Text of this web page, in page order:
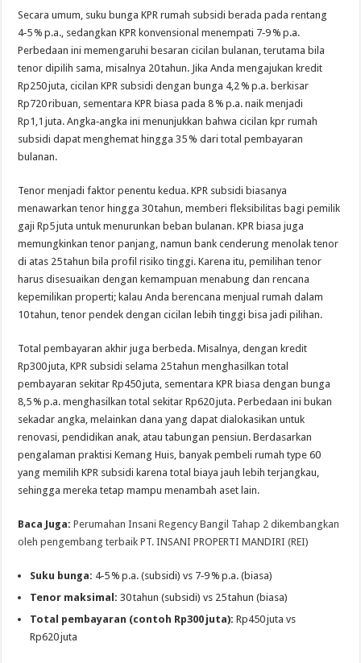
Secara umum, suku bunga KPR rumah subsidi berada pada rentang
4‑5 % p.a., sedangkan KPR konvensional menempati 7‑9 % p.a.
Perbedaan ini memengaruhi besaran cicilan bulanan, terutama bila
tenor dipilih sama, misalnya 20 tahun. Jika Anda mengajukan kredit
Rp250 juta, cicilan KPR subsidi dengan bunga 4,2 % p.a. berkisar
Rp720 ribuan, sementara KPR biasa pada 8 % p.a. naik menjadi
Rp1,1 juta. Angka‑angka ini menunjukkan bahwa cicilan kpr rumah
subsidi dapat menghemat hingga 35 % dari total pembayaran
bulanan.
Tenor menjadi faktor penentu kedua. KPR subsidi biasanya
menawarkan tenor hingga 30 tahun, memberi fleksibilitas bagi pemilik
gaji Rp5 juta untuk menurunkan beban bulanan. KPR biasa juga
memungkinkan tenor panjang, namun bank cenderung menolak tenor
di atas 25 tahun bila profil risiko tinggi. Karena itu, pemilihan tenor
harus disesuaikan dengan kemampuan menabung dan rencana
kepemilikan properti; kalau Anda berencana menjual rumah dalam
10 tahun, tenor pendek dengan cicilan lebih tinggi bisa jadi pilihan.
Total pembayaran akhir juga berbeda. Misalnya, dengan kredit
Rp300 juta, KPR subsidi selama 25 tahun menghasilkan total
pembayaran sekitar Rp450 juta, sementara KPR biasa dengan bunga
8,5 % p.a. menghasilkan total sekitar Rp620 juta. Perbedaan ini bukan
sekadar angka, melainkan dana yang dapat dialokasikan untuk
renovasi, pendidikan anak, atau tabungan pensiun. Berdasarkan
pengalaman praktisi Kemang Huis, banyak pembeli rumah type 60
yang memilih KPR subsidi karena total biaya jauh lebih terjangkau,
sehingga mereka tetap mampu menambah aset lain.
Baca Juga: Perumahan Insani Regency Bangil Tahap 2 dikembangkan
oleh pengembang terbaik PT. INSANI PROPERTI MANDIRI (REI)
Suku bunga: 4‑5 % p.a. (subsidi) vs 7‑9 % p.a. (biasa)
Tenor maksimal: 30 tahun (subsidi) vs 25 tahun (biasa)
Total pembayaran (contoh Rp300 juta): Rp450 juta vs
Rp620 juta